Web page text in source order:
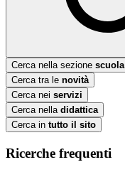
Cerca nella sezione scuola
Cerca tra le novità
Cerca nei servizi
Cerca nella didattica
Cerca in tutto il sito
Ricerche frequenti